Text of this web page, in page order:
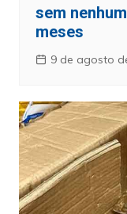
sem
meses
9 de agosto